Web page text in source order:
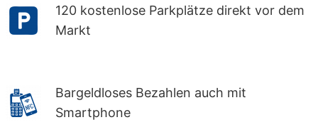
120 kostenlose Parkplätze direkt vor dem
Markt
Bargeldloses Bezahlen auch mit
Smartphone